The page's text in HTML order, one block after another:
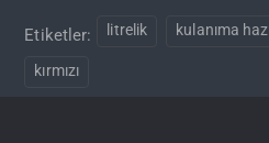
Etiketler: litrelik kulanıma
kırmızı